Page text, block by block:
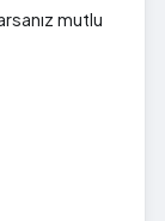
mutlu